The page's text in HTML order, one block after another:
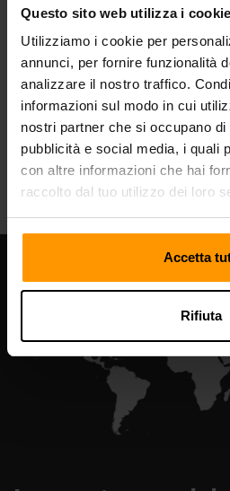
Questo sito web utilizza i cookie
Utilizziamo i cookie per
annunci, per fornire funzionalità
analizzare il nostro traffico.
informazioni sul modo in cui
nostri partner che si occupano
pubblicità e social media, i quali
con altre informazioni che hai
raccolto dal tuo utilizzo dei loro
Accetta
Rifiuta
Hosting del
All